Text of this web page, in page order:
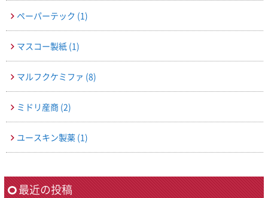
ペーパーテック (1)
マスコー製紙 (1)
マルフクケミファ (8)
ミドリ産商 (2)
ユースキン製薬 (1)
最近の投稿